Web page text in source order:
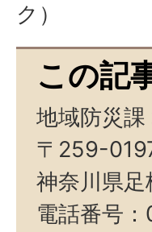
ク）
この記
地域防災
〒259-
神奈川県
電話番号